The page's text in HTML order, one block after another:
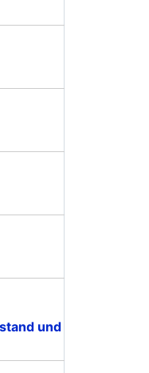
Social Media
und